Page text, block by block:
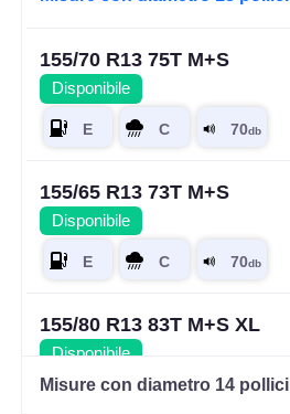
155/70 R13 75T M+S
Disponibile
155/65 R13 73T M+S
Disponibile
155/80 R13 83T M+S XL
Disponibile
Misure con diametro 14 pollici